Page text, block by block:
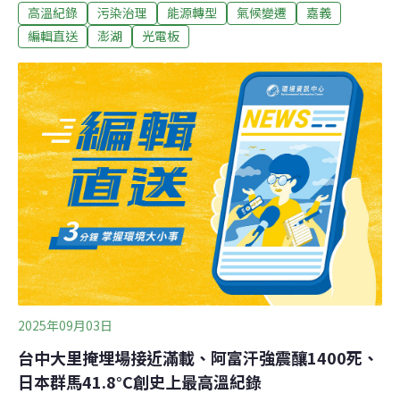
吸油棉進行圍堵，並使用片狀吸油棉執行油污吸附，環保
局持續補充污染應變吸附資材，供岸巡人員持續清除作
洋救援行列。（自由時報報導）核三廠核安演習 首次納弱
勢疏散核三廠的核安演習，10日9時半進行廠外民眾防護
演練，也進行災防告警細胞廣播，同時首次演練視聽障等
弱勢民眾的疏散作業。街道上可見民防團組織包括義警、
義消、義交、防災士，協助里長通知與引導民眾掩蔽並發
放碘片。在室內的民眾直接在室內掩蔽，此次也首次有弱
勢群族包括視障與聽障等民眾的疏散。（公視新聞網報
導）
高溫紀錄 污染治理 能源轉型 氣候變遷
嘉義
編輯直送
澎湖 光電板
2025年09月03日
台中大里掩埋場接近滿載、阿富汗強震釀1400死、
日本群馬41.8°C創史上最高溫紀錄